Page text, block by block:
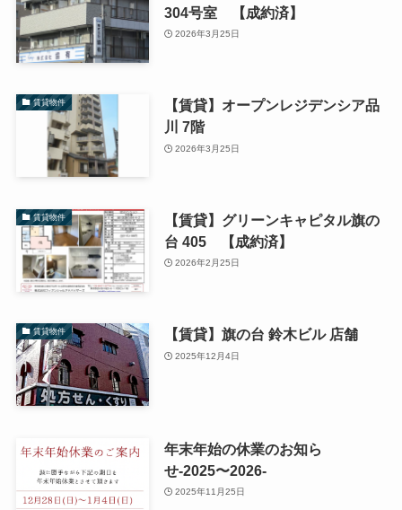
304号室 【成約済】
2026年3月25日
賃貸物件
【賃貸】オープンレジデンシア品
川 7階
2026年3月25日
賃貸物件
【賃貸】グリーンキャピタル旗の
台 405 【成約済】
2026年2月25日
賃貸物件 【賃貸】旗の台 鈴木ビル 店舗
2025年12月4日
年末年始の休業のお知ら
せ-2025〜2026-
2025年11月25日